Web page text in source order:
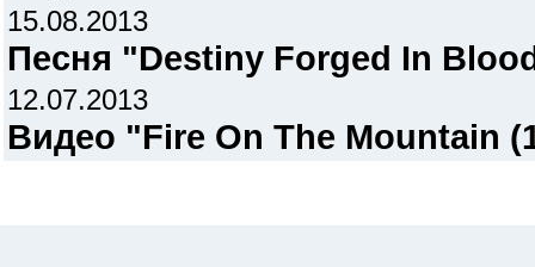
15.08.2013
Песня "Destiny Forged In
12.07.2013
Видео "Fire On The Mountain